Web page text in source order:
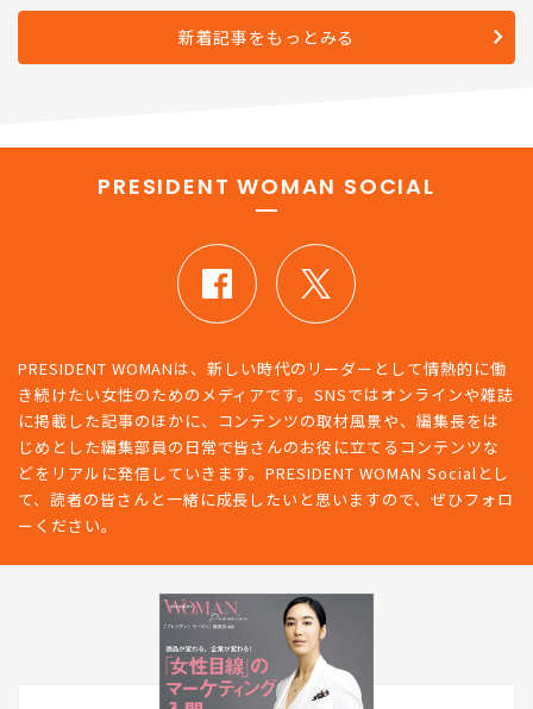
新着記事をもっとみる
PRESIDENT WOMAN SOCIAL
PRESIDENT WOMANは、新しい時代のリーダーとして情熱的に働
き続けたい女性のためのメディアです。SNSではオンラインや雑誌
に掲載した記事のほかに、コンテンツの取材風景や、編集長をは
じめとした編集部員の日常で皆さんのお役に立てるコンテンツな
どをリアルに発信していきます。PRESIDENT WOMAN Socialとし
て、読者の皆さんと一緒に成長したいと思いますので、ぜひフォロ
ーください。